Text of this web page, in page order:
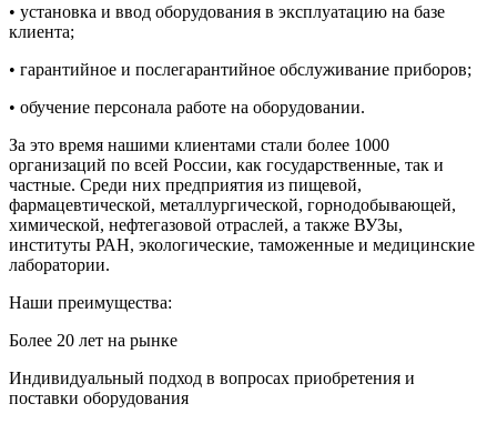
• установка и ввод оборудования в эксплуатацию на базе
клиента;
• гарантийное и послегарантийное обслуживание приборов;
• обучение персонала работе на оборудовании.
За это время нашими клиентами стали более 1000
организаций по всей России, как государственные, так и
частные. Среди них предприятия из пищевой,
фармацевтической, металлургической, горнодобывающей,
химической, нефтегазовой отраслей, а также ВУЗы,
институты РАН, экологические, таможенные и медицинские
лаборатории.
Наши преимущества:
Более 20 лет на рынке
Индивидуальный подход в вопросах приобретения и
поставки оборудования